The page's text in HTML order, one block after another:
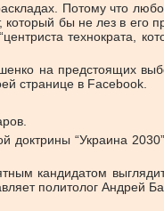
Потому что
бы не лез в его
технократа,
на предстоящих
странице в Facebook.
доктрины “Украина
кандидатом
политолог Андрей